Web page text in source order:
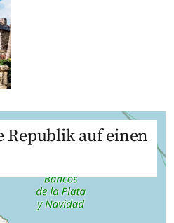
Republik auf einen